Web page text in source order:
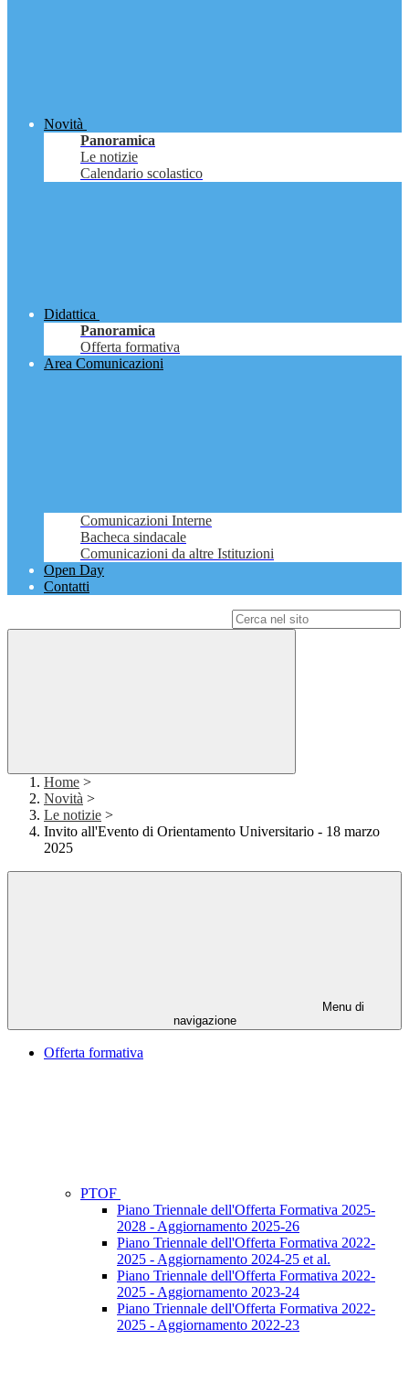
Novità
Panoramica
Le notizie
Calendario scolastico
Didattica
Panoramica
Offerta formativa
Area Comunicazioni
Comunicazioni Interne
Bacheca sindacale
Comunicazioni da altre Istituzioni
Open Day
Contatti
Home >
Novità >
Le notizie >
Invito all'Evento di Orientamento Universitario - 18 marzo
2025
Menu di
navigazione
Offerta formativa
PTOF
Piano Triennale dell'Offerta Formativa 2025-
2028 - Aggiornamento 2025-26
Piano Triennale dell'Offerta Formativa 2022-
2025 - Aggiornamento 2024-25 et al.
Piano Triennale dell'Offerta Formativa 2022-
2025 - Aggiornamento 2023-24
Piano Triennale dell'Offerta Formativa 2022-
2025 - Aggiornamento 2022-23